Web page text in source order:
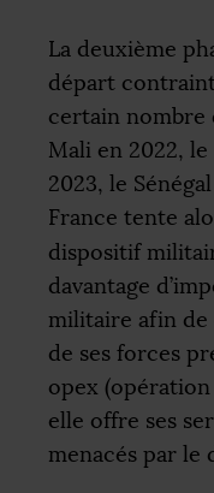
La deuxième
départ contraint
certain nombre
Mali en 2022,
2023, le
France tente
dispositif
davantage
militaire afin
de ses forces
opex
elle offre ses
menacés par le